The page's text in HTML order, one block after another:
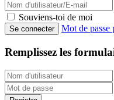
Souviens-toi de moi
Mot de passe
Remplissez les